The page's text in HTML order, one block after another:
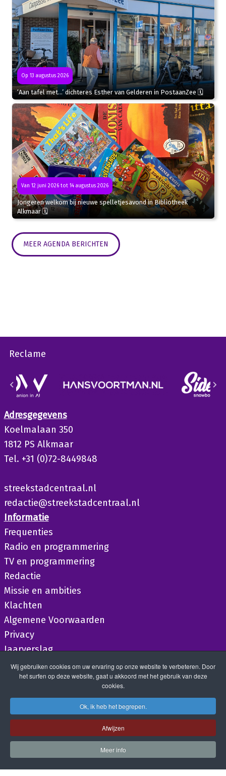
Op 13 augustus 2026
‘Aan tafel met…’ dichteres Esther van Gelderen in PostaanZee 🗓
Van 12 juni 2026 tot 14 augustus 2026
Jongeren welkom bij nieuwe spelletjesavond in Bibliotheek
Alkmaar 🗓
MEER AGENDA BERICHTEN
Reclame
Adresgegevens
Koelmalaan 350
1812 PS Alkmaar
Tel. +31 (0)72-8449848
streekstadcentraal.nl
redactie@streekstadcentraal.nl
Informatie
Frequenties
Radio en programmering
TV en programmering
Redactie
Missie en ambities
Klachten
Algemene Voorwaarden
Privacy
Jaarverslag
Wij gebruiken cookies om uw ervaring op onze website te verbeteren. Door
het surfen op deze website, gaat u akkoord met het gebruik van deze
cookies.
Ok, ik heb het begrepen.
Afwijzen
Meer info